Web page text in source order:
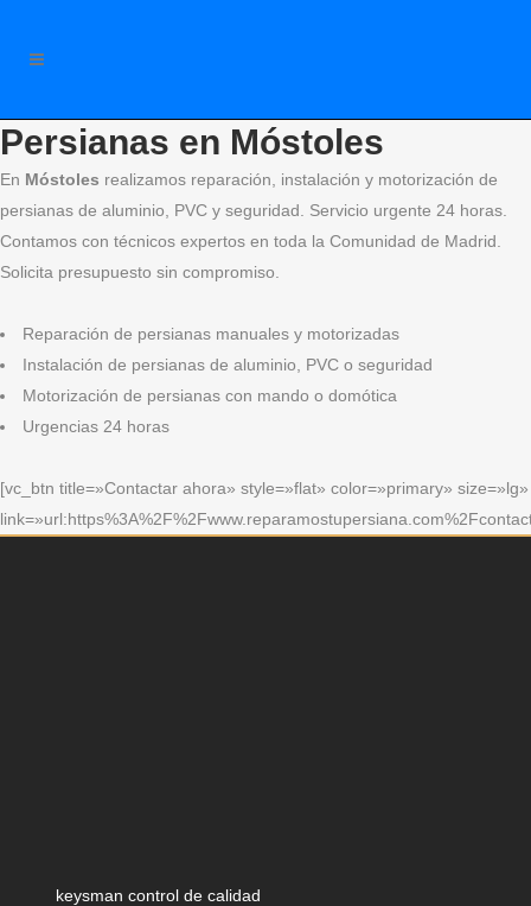
Persianas en Móstoles
En Móstoles realizamos reparación, instalación y motorización de
persianas de aluminio, PVC y seguridad. Servicio urgente 24 horas.
Contamos con técnicos expertos en toda la Comunidad de Madrid.
Solicita presupuesto sin compromiso.
Reparación de persianas manuales y motorizadas
Instalación de persianas de aluminio, PVC o seguridad
Motorización de persianas con mando o domótica
Urgencias 24 horas
[vc_btn title=»Contactar ahora» style=»flat» color=»primary» size=»lg»
keysman control de calidad